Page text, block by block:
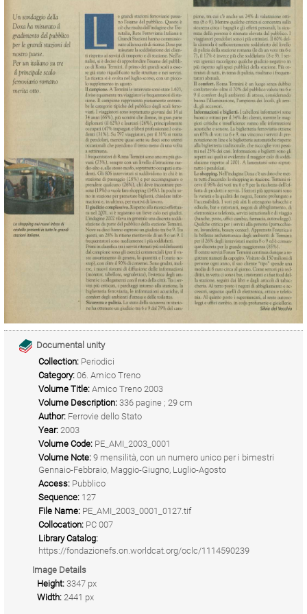
Documental unity
Collection: Periodici
Category: 06. Amico Treno
Volume Title: Amico Treno 2003
Volume Description: 336 pagine ; 29 cm
Author: Ferrovie dello Stato
Year: 2003
Volume Code: PE_AMI_2003_0001
Volume Note: 9 mensilità, con un numero unico per i bimestri
Gennaio-Febbraio, Maggio-Giugno, Luglio-Agosto
Access: Pubblico
Sequence: 127
File Name: PE_AMI_2003_0001_0127.tif
Collocation: PC 007
Library Catalog:
https://fondazionefs.on.worldcat.org/oclc/1114590239
Image Details
Height: 3347 px
Width: 2441 px